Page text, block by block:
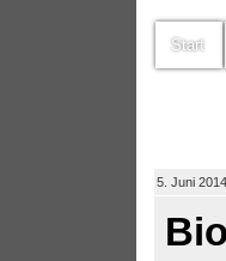
Start
5. Juni